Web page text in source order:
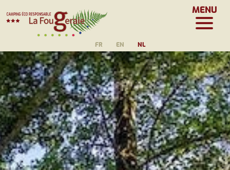
FR EN NL
MENU